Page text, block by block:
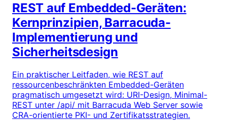
REST auf Embedded-Geräten:
Kernprinzipien, Barracuda-
Implementierung und
Sicherheitsdesign
Ein praktischer Leitfaden, wie REST auf
ressourcenbeschränkten Embedded-Geräten
pragmatisch umgesetzt wird: URI-Design, Minimal-
REST unter /api/ mit Barracuda Web Server sowie
CRA-orientierte PKI- und Zertifikatsstrategien.